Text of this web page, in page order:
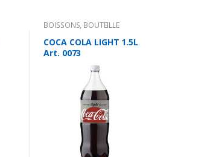
BOISSONS, BOUTEILLE
COCA COLA LIGHT 1.5L
Art. 0073